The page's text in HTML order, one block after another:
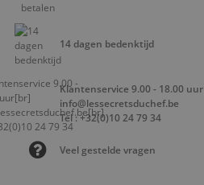
14 dagen bedenktijd
Klantenservice 9.00 - 18.00 uur
info@lessecretsduchef.be
Tel : +32(0)10 24 79 34
Veel gestelde vragen